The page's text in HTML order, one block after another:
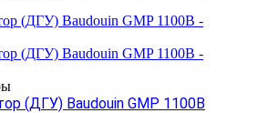
(ДГУ) Baudouin GMP 1100B